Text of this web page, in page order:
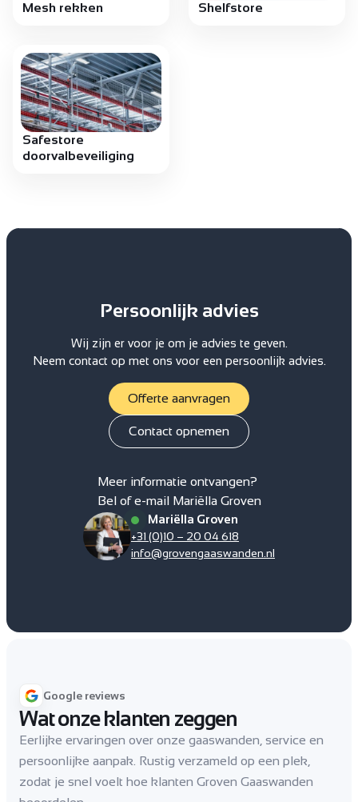
Mesh rekken Shelfstore
Safestore
doorvalbeveiliging
Persoonlijk advies
Wij zijn er voor je om je advies te geven.
Neem contact op met ons voor een persoonlijk advies.
Offerte aanvragen
Contact opnemen
Meer informatie ontvangen?
Bel of e-mail Mariëlla Groven
Mariëlla Groven
+31 (0)10 – 20 04 618
info@grovengaaswanden.nl
Google reviews
Wat onze klanten zeggen
Eerlijke ervaringen over onze gaaswanden, service en
persoonlijke aanpak. Rustig verzameld op een plek,
zodat je snel voelt hoe klanten Groven Gaaswanden